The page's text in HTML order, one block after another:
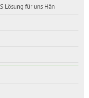
Lösung für uns Hän